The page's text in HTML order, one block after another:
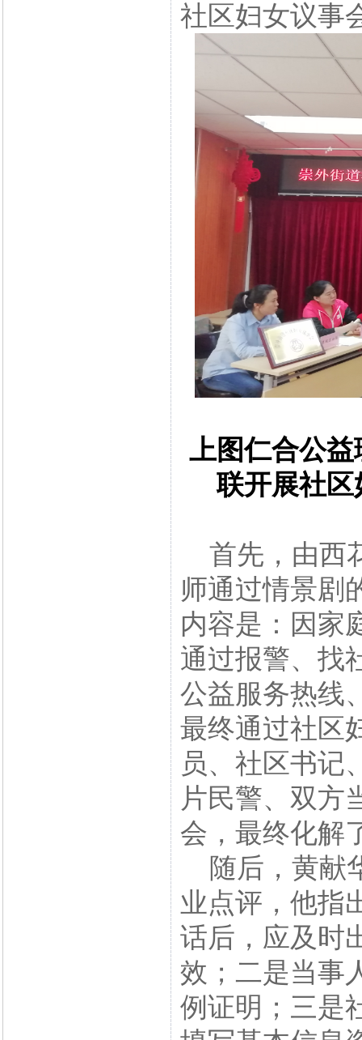
社区妇女议事
上图仁合公
联开展社
首先，由西
师通过情景剧
内容是：因家
通过报警、找
公益服务热线
最终通过社区
员、社区书记
片民警、双方
会，最终化解
随后，黄献
业点评，他指
话后，应及时
效；二是当事
例证明；三是